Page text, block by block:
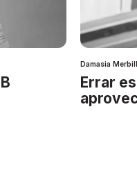
Damasia
Errar